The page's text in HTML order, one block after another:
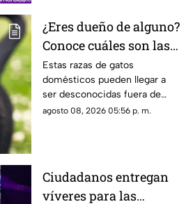
¿Eres dueño de alguno?
Conoce cuáles son las
cinco razas más raras
de gatos domésticos en
todo el mundo
Estas razas de gatos
domésticos pueden llegar a
ser desconocidas fuera de
círculos especializados, y
agosto 08, 2026 05:56 p. m.
Ciudadanos entregan
víveres para las